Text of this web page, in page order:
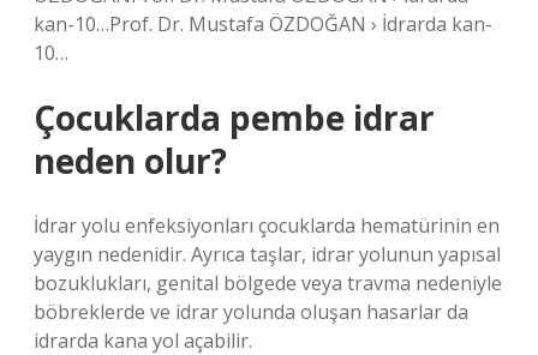
kan-10…Prof. Dr. Mustafa ÖZDOĞAN › İdrarda kan-
10…
Çocuklarda pembe idrar
neden olur?
İdrar yolu enfeksiyonları çocuklarda hematürinin en
yaygın nedenidir. Ayrıca taşlar, idrar yolunun yapısal
bozuklukları, genital bölgede veya travma nedeniyle
böbreklerde ve idrar yolunda oluşan hasarlar da
idrarda kana yol açabilir.